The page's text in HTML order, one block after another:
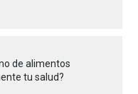
de alimentos
tu salud?